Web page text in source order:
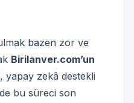
bazen zor ve
Birilanver.com’un
, yapay zekâ destekli
bu süreci son